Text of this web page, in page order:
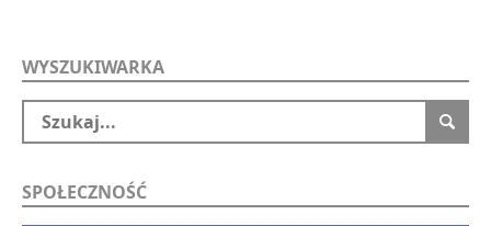
WYSZUKIWARKA
SPOŁECZNOŚĆ